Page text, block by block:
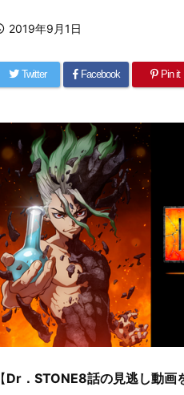
2019年9月1日
Twitter Facebook Pin it
【Dr．STONE8話の見逃し動